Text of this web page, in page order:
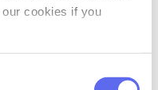
cookies if you
mérite d’être